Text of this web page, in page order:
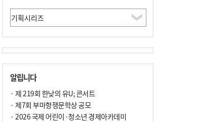
알립니다
· 제 219회 한낮의 유U; 콘서트
· 제7회 부마항쟁문학상 공모
· 2026 국제 어린이·청소년 경제아카데미